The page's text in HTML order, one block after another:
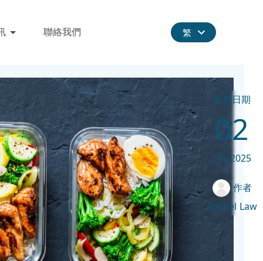
更新日期
02
5月 2025
作者
Rachel Law
聯絡我們 繁